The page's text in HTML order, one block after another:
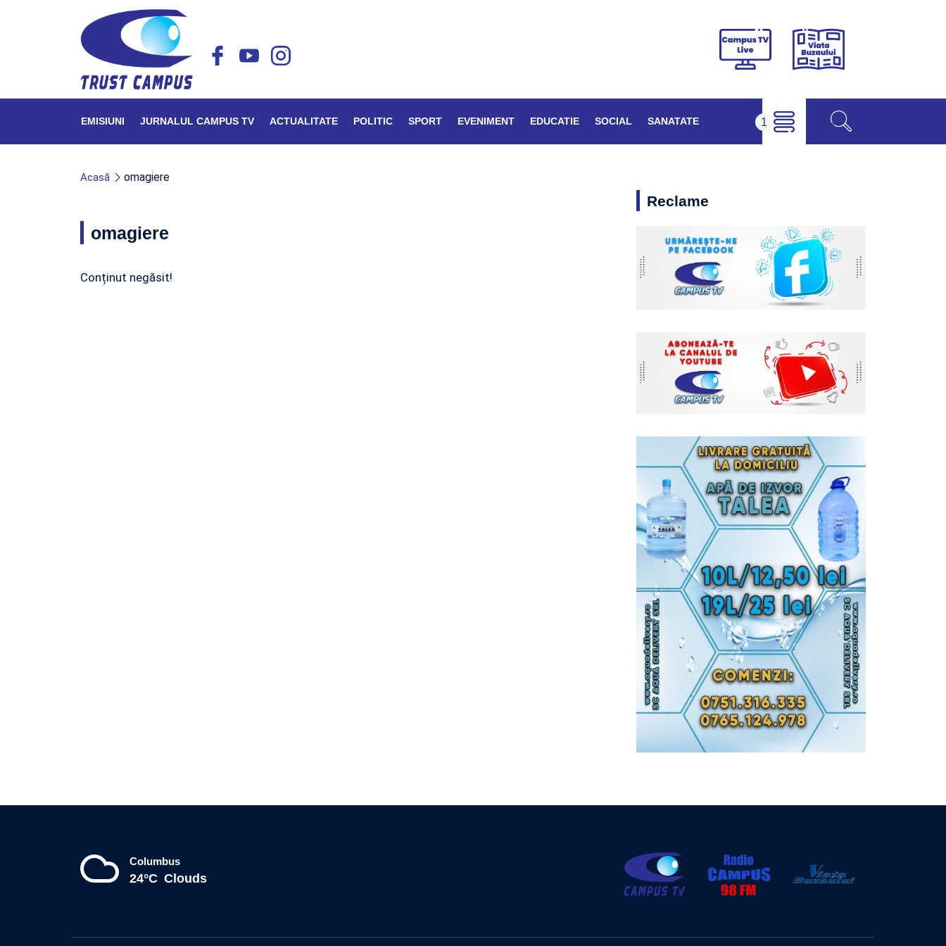
Campus
Viața
EMISIUNI JURNALUL CAMPUS TV ACTUALITATE POLITIC SPORT EVENIMENT EDUCATIE SOCIAL SANATATE
Acasă omagiere
omagiere
Conținut negăsit!
Reclame
Columbus
24°C Clouds